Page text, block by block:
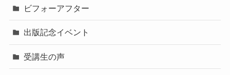
ビフォーアフター
出版記念イベント
受講生の声